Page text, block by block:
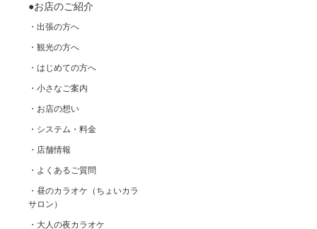
●お店のご紹介
・出張の方へ
・観光の方へ
・はじめての方へ
・小さなご案内
・お店の想い
・システム・料金
・店舗情報
・よくあるご質問
・昼のカラオケ（ちょいカラ
サロン）
・大人の夜カラオケ